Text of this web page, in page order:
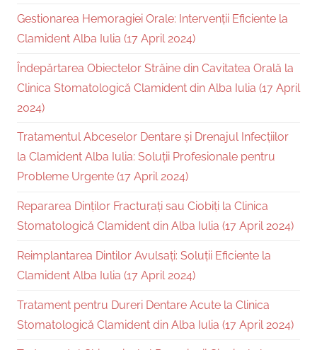
Gestionarea Hemoragiei Orale: Intervenții Eficiente la
Clamident Alba Iulia (17 April 2024)
Îndepărtarea Obiectelor Străine din Cavitatea Orală la
Clinica Stomatologică Clamident din Alba Iulia (17 April
2024)
Tratamentul Abceselor Dentare și Drenajul Infecțiilor
la Clamident Alba Iulia: Soluții Profesionale pentru
Probleme Urgente (17 April 2024)
Repararea Dinților Fracturați sau Ciobiți la Clinica
Stomatologică Clamident din Alba Iulia (17 April 2024)
Reimplantarea Dintilor Avulsați: Soluții Eficiente la
Clamident Alba Iulia (17 April 2024)
Tratament pentru Dureri Dentare Acute la Clinica
Stomatologică Clamident din Alba Iulia (17 April 2024)